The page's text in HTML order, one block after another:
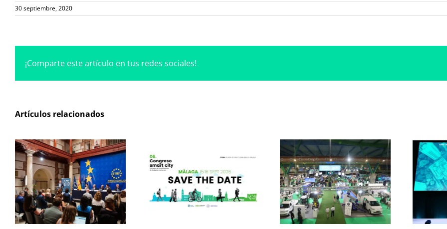
30 septiembre, 2020
¡Comparte este artículo en tus redes sociales!
Artículos relacionados